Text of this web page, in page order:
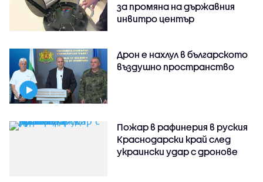
за промяна на държавния
инвитро център
Дрон е нахлул в българското
въздушно пространство
Пожар в рафинерия в руския
Краснодарски край след
украински удар с дронове